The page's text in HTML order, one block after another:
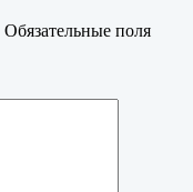
Обязательные поля